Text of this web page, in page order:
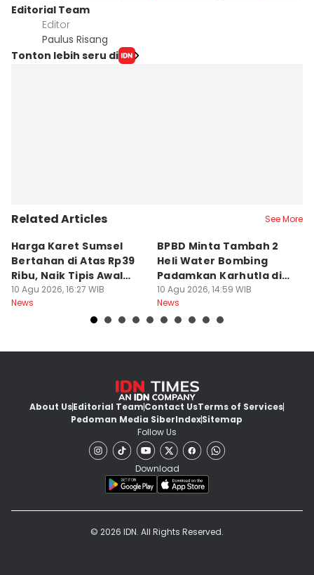
Editorial Team
Editor
Paulus Risang
Tonton lebih seru di
Related Articles See More
Harga Karet Sumsel
Bertahan di Atas Rp39
Ribu, Naik Tipis Awal
Pekan
10 Agu 2026, 16:27 WIB
News
BPBD Minta Tambah 2
Heli Water Bombing
Padamkan Karhutla di
Sumsel
10 Agu 2026, 14:59 WIB
News
About UsEditorial TeamContact UsTerms of Services
Pedoman Media SiberIndexSitemap
Follow Us
Download
© 2026 IDN. All Rights Reserved.